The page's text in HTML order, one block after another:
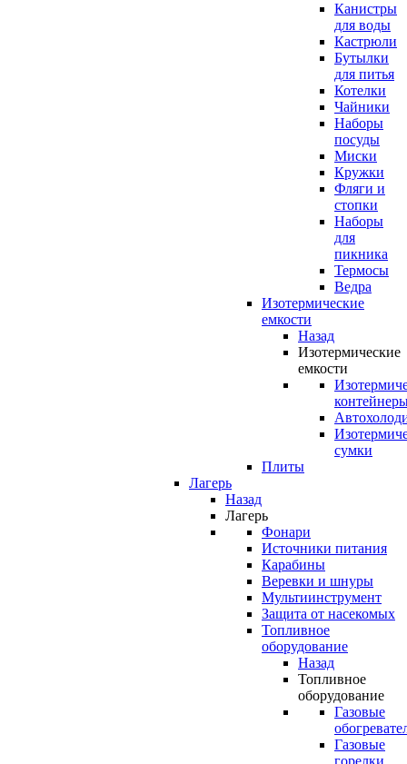
Канистры
для воды
Кастрюли
Бутылки
для питья
Котелки
Чайники
Наборы
посуды
Миски
Кружки
Фляги и
стопки
Наборы
для
пикника
Термосы
Ведра
Изотермические
емкости
Назад
Изотермические
емкости
сумки
Плиты
Лагерь
Назад
Лагерь
Фонари
Источники питания
Карабины
Веревки и шнуры
Мультиинструмент
Защита от насекомых
Топливное
оборудование
Назад
Топливное
оборудование
Газовые
Газовые
горелки